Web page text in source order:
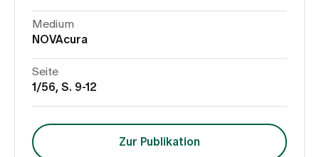
Medium
NOVAcura
Seite
1/56, S. 9-12
Zur Publikation